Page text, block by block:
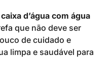
d’água com água
que não deve ser
de cuidado e
limpa e saudável para